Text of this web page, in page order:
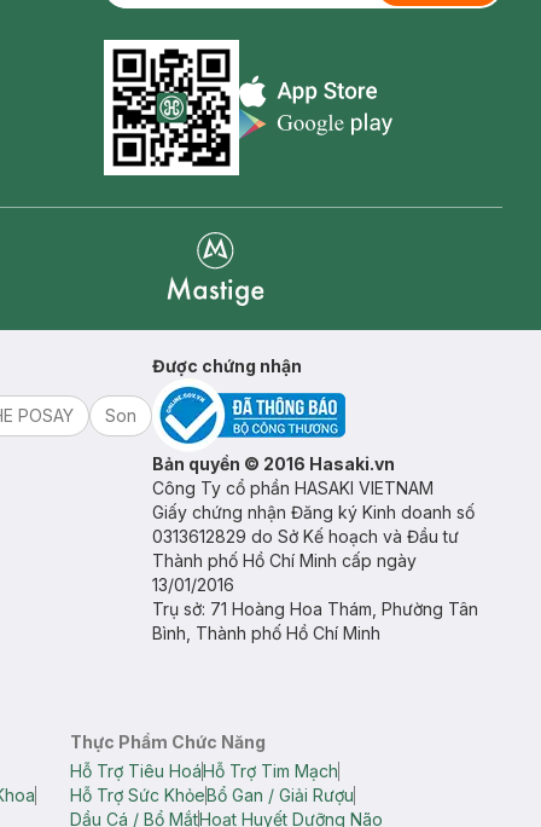
Appstore icon
POSAY
Son
Được chứng nhận
Bản quyền © 2016 Hasaki.vn
Công Ty cổ phần HASAKI VIETNAM
Giấy chứng nhận Đăng ký Kinh doanh số
0313612829 do Sở Kế hoạch và Đầu tư
Thành phố Hồ Chí Minh cấp ngày
13/01/2016
Trụ sở: 71 Hoàng Hoa Thám, Phường Tân
Bình, Thành phố Hồ Chí Minh
Thực Phẩm Chức Năng
Hỗ Trợ Tiêu HoáHỗ Trợ Tim Mạch
Hỗ Trợ Sức KhỏeBổ Gan / Giải Rượu
Dầu Cá / Bổ MắtHoạt Huyết Dưỡng Não